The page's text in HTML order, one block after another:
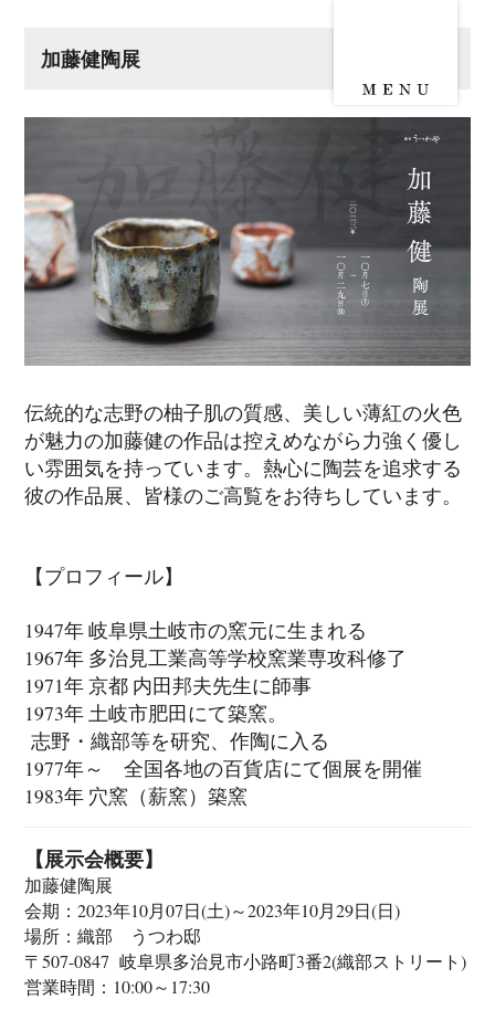
加藤健陶展
伝統的な志野の柚子肌の質感、美しい薄紅の火色
が魅力の加藤健の作品は控えめながら力強く優し
い雰囲気を持っています。熱心に陶芸を追求する
彼の作品展、皆様のご高覧をお待ちしています。
【プロフィール】
1947年 岐阜県土岐市の窯元に生まれる
1967年 多治見工業高等学校窯業専攻科修了
1971年 京都 内田邦夫先生に師事
1973年 土岐市肥田にて築窯。
志野・織部等を研究、作陶に入る
1977年～ 全国各地の百貨店にて個展を開催
1983年 穴窯（薪窯）築窯
【展示会概要】
加藤健陶展
会期：2023年10月07日(土)～2023年10月29日(日)
場所：織部 うつわ邸
〒507-0847 岐阜県多治見市小路町3番2(織部ストリート)
営業時間：10:00～17:30